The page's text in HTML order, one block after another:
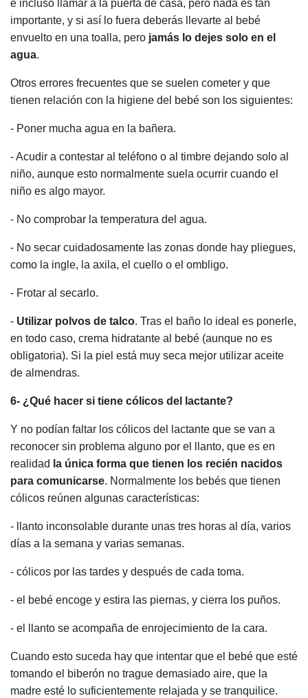
e incluso llamar a la puerta de casa, pero nada es tan
importante, y si así lo fuera deberás llevarte al bebé
envuelto en una toalla, pero jamás lo dejes solo en el
agua.
Otros errores frecuentes que se suelen cometer y que
tienen relación con la higiene del bebé son los siguientes:
- Poner mucha agua en la bañera.
- Acudir a contestar al teléfono o al timbre dejando solo al
niño, aunque esto normalmente suela ocurrir cuando el
niño es algo mayor.
- No comprobar la temperatura del agua.
- No secar cuidadosamente las zonas donde hay pliegues,
como la ingle, la axila, el cuello o el ombligo.
- Frotar al secarlo.
- Utilizar polvos de talco. Tras el baño lo ideal es ponerle,
en todo caso, crema hidratante al bebé (aunque no es
obligatoria). Si la piel está muy seca mejor utilizar aceite
de almendras.
6- ¿Qué hacer si tiene cólicos del lactante?
Y no podían faltar los cólicos del lactante que se van a
reconocer sin problema alguno por el llanto, que es en
realidad la única forma que tienen los recién nacidos
para comunicarse. Normalmente los bebés que tienen
cólicos reúnen algunas características:
- llanto inconsolable durante unas tres horas al día, varios
días a la semana y varias semanas.
- cólicos por las tardes y después de cada toma.
- el bebé encoge y estira las piernas, y cierra los puños.
- el llanto se acompaña de enrojecimiento de la cara.
Cuando esto suceda hay que intentar que el bebé que esté
tomando el biberón no trague demasiado aire, que la
madre esté lo suficientemente relajada y se tranquilice.